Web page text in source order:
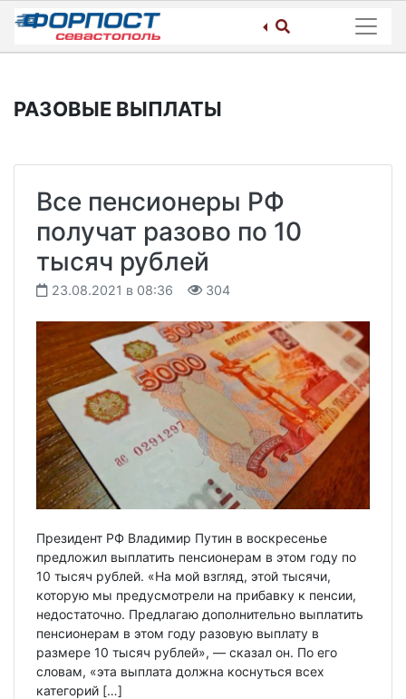
Skip
content
РАЗОВЫЕ ВЫПЛАТЫ
Все пенсионеры РФ
получат разово по 10
тысяч рублей
23.08.2021 в 08:36 304
Президент РФ Владимир Путин в воскресенье
предложил выплатить пенсионерам в этом году по
10 тысяч рублей. «На мой взгляд, этой тысячи,
которую мы предусмотрели на прибавку к пенсии,
недостаточно. Предлагаю дополнительно выплатить
пенсионерам в этом году разовую выплату в
размере 10 тысяч рублей», — сказал он. По его
словам, «эта выплата должна коснуться всех
категорий […]